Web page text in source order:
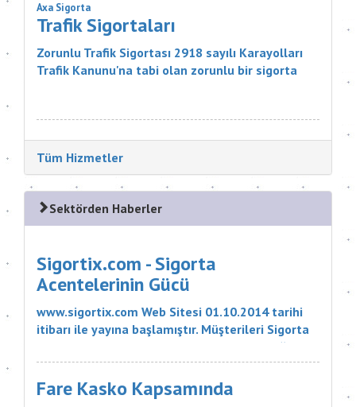
Axa Sigorta
Trafik Sigortaları
Zorunlu Trafik Sigortası 2918 sayılı Karayolları
Trafik Kanunu'na tabi olan zorunlu bir sigorta
Tüm Hizmetler
Sektörden Haberler
Sigortix.com - Sigorta
Acentelerinin Gücü
www.sigortix.com Web Sitesi 01.10.2014 tarihi
itibarı ile yayına başlamıştır. Müşterileri Sigorta
Acentelerini neden tercih etmeleri gerektiği
konusunda bilgilendiren ve Sitedeki Üye Sigorta
Acentelerine müşteri yö...
Fare Kasko Kapsamında